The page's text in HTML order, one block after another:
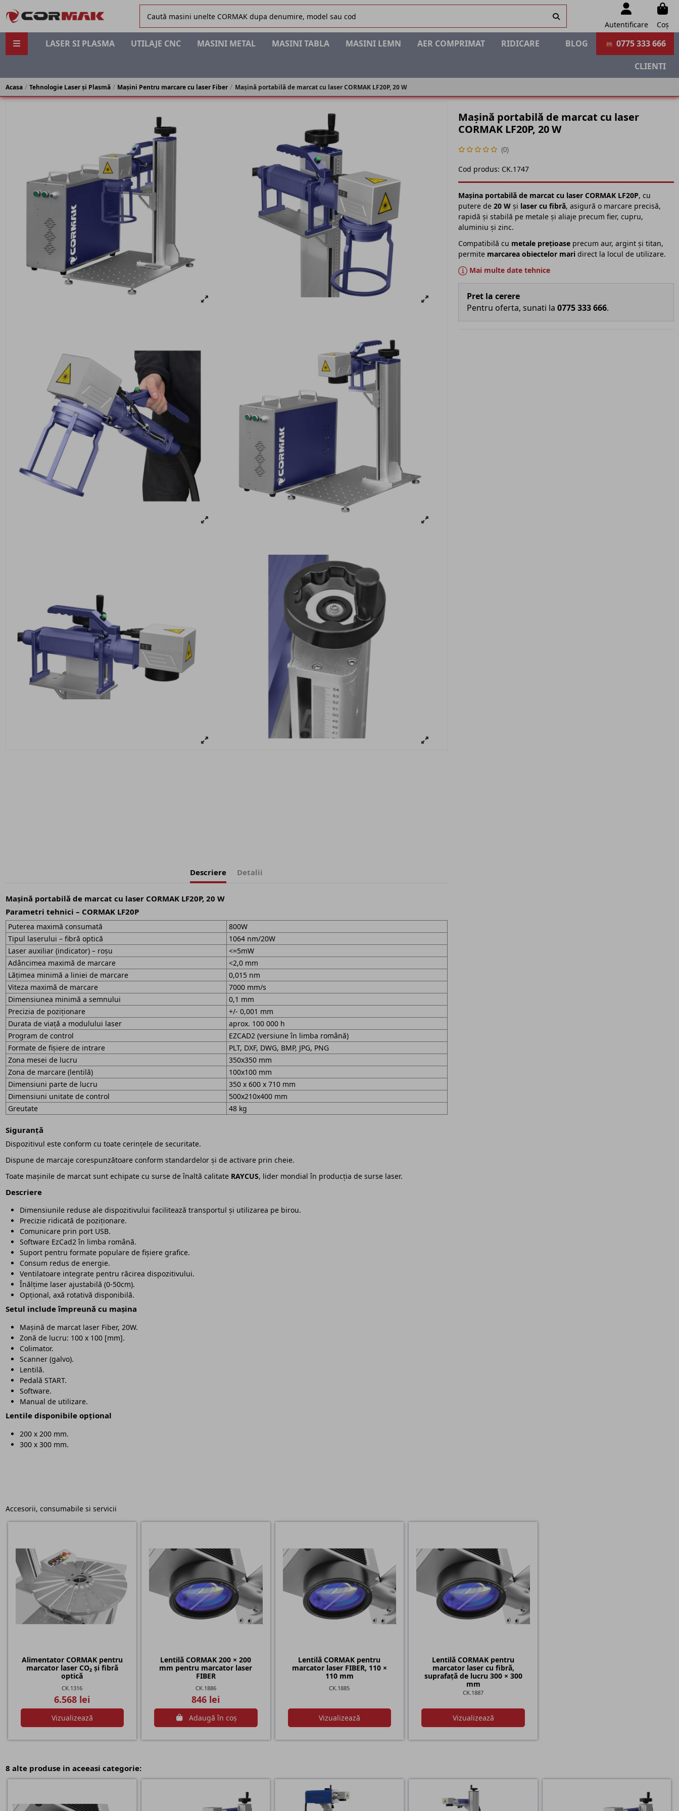
Autentificare Coș
☎ 0775 333 666
LASER SI PLASMA UTILAJE CNC MASINI METAL MASINI TABLA MASINI LEMN AER COMPRIMAT RIDICARE BLOG
CLIENTI
Acasa Tehnologie Laser și Plasmă Mașini Pentru marcare cu laser Fiber Mașină portabilă de marcat cu laser CORMAK LF20P, 20 W
Descriere Detalii
Mașină portabilă de marcat cu laser CORMAK LF20P, 20 W
Parametri tehnici – CORMAK LF20P
Puterea maximă consumată
800W
Tipul laserului – fibră optică
1064 nm/20W
Laser auxiliar (indicator) – roșu
<=5mW
Adâncimea maximă de marcare
<2,0 mm
Lățimea minimă a liniei de marcare
0,015 nm
Viteza maximă de marcare
7000 mm/s
Dimensiunea minimă a semnului
0,1 mm
Precizia de poziționare
+/- 0,001 mm
Durata de viață a modulului laser
aprox. 100 000 h
Program de control
EZCAD2 (versiune în limba română)
Formate de fișiere de intrare
PLT, DXF, DWG, BMP, JPG, PNG
Zona mesei de lucru
350x350 mm
Zona de marcare (lentilă)
100x100 mm
Dimensiuni parte de lucru
350 x 600 x 710 mm
Dimensiuni unitate de control
500x210x400 mm
Greutate
48 kg
Siguranță
Dispozitivul este conform cu toate cerințele de securitate.
Dispune de marcaje corespunzătoare conform standardelor și de activare prin cheie.
Toate mașinile de marcat sunt echipate cu surse de înaltă calitate RAYCUS, lider mondial în producția de surse laser.
Descriere
Dimensiunile reduse ale dispozitivului facilitează transportul și utilizarea pe birou.
Precizie ridicată de poziționare.
Comunicare prin port USB.
Software EzCad2 în limba română.
Suport pentru formate populare de fișiere grafice.
Consum redus de energie.
Ventilatoare integrate pentru răcirea dispozitivului.
Înălțime laser ajustabilă (0-50cm).
Opțional, axă rotativă disponibilă.
Setul include împreună cu mașina
Mașină de marcat laser Fiber, 20W.
Zonă de lucru: 100 x 100 [mm].
Colimator.
Scanner (galvo).
Lentilă.
Pedală START.
Software.
Manual de utilizare.
Lentile disponibile opțional
200 x 200 mm.
300 x 300 mm.
Mașină portabilă de marcat cu laser
CORMAK LF20P, 20 W
(0)
Cod produs: CK.1747
Mașina portabilă de marcat cu laser CORMAK LF20P, cu
putere de 20 Wși laser cu fibră, asigură o marcare precisă,
rapidă și stabilă pe metale și aliaje precum fier, cupru,
aluminiu și zinc.
Compatibilă cu metale prețioaseprecum aur, argint și titan,
permite marcarea obiectelor maridirect la locul de utilizare.
Mai multe date tehnice
Pret la cerere
Pentru oferta, sunati la 0775 333 666.
Accesorii, consumabile si servicii
Alimentator CORMAK pentru
marcator laser CO₂ și fibră
optică
CK.1316
6.568 lei
Vizualizează
Lentilă CORMAK 200 × 200
mm pentru marcator laser
FIBER
CK.1886
846 lei
Adaugă în coș
Lentilă CORMAK pentru
marcator laser FIBER, 110 ×
110 mm
CK.1885
Vizualizează
Lentilă CORMAK pentru
marcator laser cu fibră,
suprafață de lucru 300 × 300
mm
CK.1887
Vizualizează
8 alte produse in aceeasi categorie: